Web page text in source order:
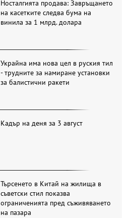
Носталгията продава: Завръщането
на касетките следва бума на
винила за 1 млрд. долара
Украйна има нова цел в руския тил
- трудните за намиране установки
за балистични ракети
Кадър на деня за 3 август
Търсенето в Китай на жилища в
съветски стил показва
ограниченията пред съживяването
на пазара